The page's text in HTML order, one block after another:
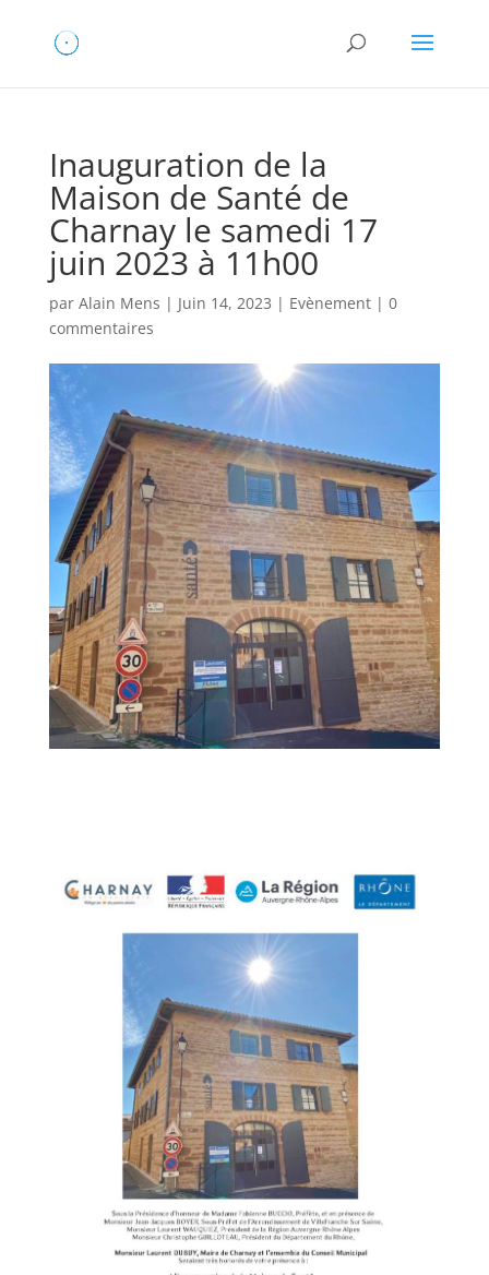
Inauguration de la
Maison de Santé de
Charnay le samedi 17
juin 2023 à 11h00
par Alain Mens | Juin 14, 2023 | Evènement| 0
commentaires